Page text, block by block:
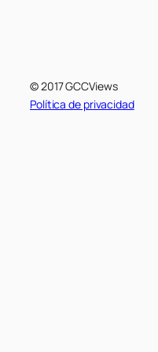
© 2017 GCCViews
Política de privacidad